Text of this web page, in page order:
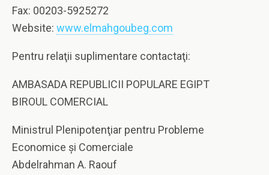
Fax: 00203-5925272
Website: www.elmahgoubeg.com
Pentru relaţii suplimentare contactaţi:
AMBASADA REPUBLICII POPULARE EGIPT
BIROUL COMERCIAL
Ministrul Plenipotenţiar pentru Probleme
Economice şi Comerciale
Abdelrahman A. Raouf